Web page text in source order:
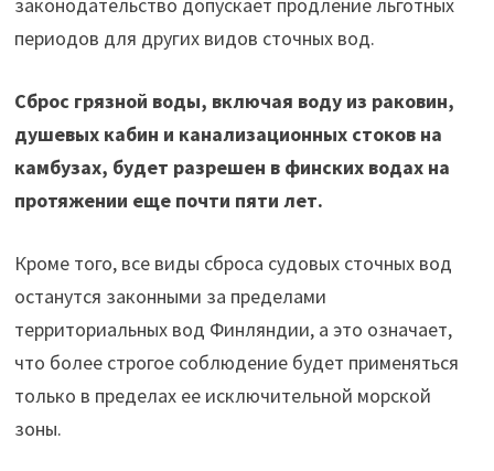
периодов для других видов сточных вод.
Сброс грязной воды, включая воду из раковин,
душевых кабин и канализационных стоков на
камбузах, будет разрешен в финских водах на
протяжении еще почти пяти лет.
Кроме того, все виды сброса судовых сточных вод
останутся законными за пределами
территориальных вод Финляндии, а это означает,
что более строгое соблюдение будет применяться
только в пределах ее исключительной морской
зоны.